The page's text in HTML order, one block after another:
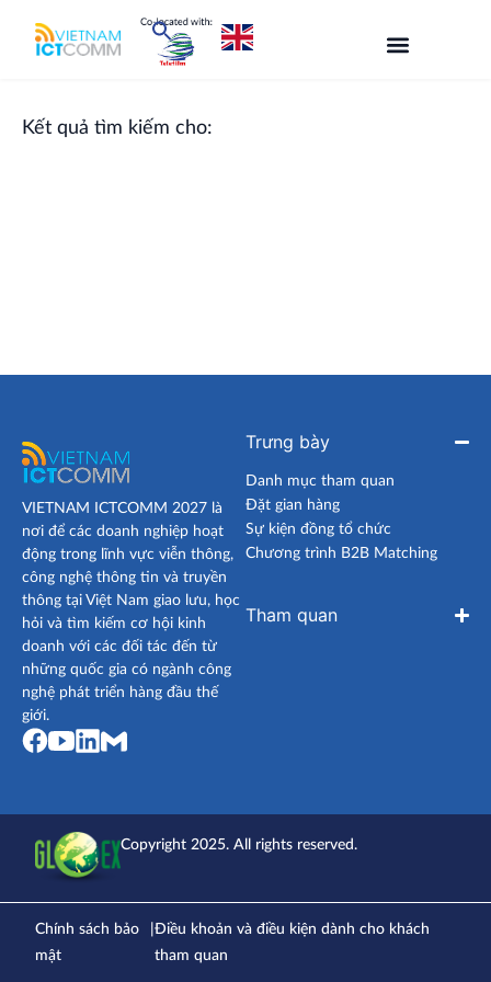
Kết quả tìm kiếm cho:
VIETNAM ICTCOMM 2027 là
nơi để các doanh nghiệp hoạt
động trong lĩnh vực viễn thông,
công nghệ thông tin và truyền
thông tại Việt Nam giao lưu, học
hỏi và tìm kiếm cơ hội kinh
doanh với các đối tác đến từ
những quốc gia có ngành công
nghệ phát triển hàng đầu thế
giới.
Trưng bày
Danh mục tham quan
Đặt gian hàng
Sự kiện đồng tổ chức
Chương trình B2B Matching
Tham quan
Copyright 2025. All rights reserved.
Chính sách bảo
mật
|Điều khoản và điều kiện dành cho khách
tham quan